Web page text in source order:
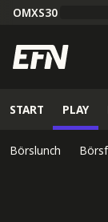
OMXS30
START PLAY
Börslunch